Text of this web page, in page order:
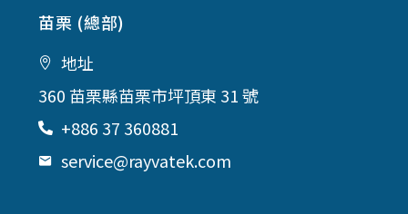
苗栗 (總部)
地址
360 苗栗縣苗栗市坪頂東 31 號
+886 37 360881
service@rayvatek.com